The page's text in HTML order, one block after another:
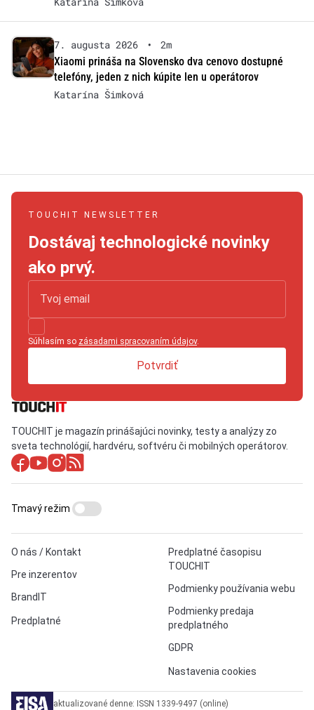
7. augusta 2026 •
2m
Xiaomi prináša na Slovensko dva cenovo dostupné
telefóny, jeden z nich kúpite len u operátorov
Katarína Šimková
TOUCHIT NEWSLETTER
Dostávaj technologické novinky
ako prvý.
Súhlasím so zásadami spracovaním údajov.
Potvrdiť
TOUCHIT je magazín prinášajúci novinky, testy a analýzy zo
sveta technológií, hardvéru, softvéru či mobilných operátorov.
O nás / Kontakt
Pre inzerentov
BrandIT
Predplatné
Predplatné časopisu
TOUCHIT
Podmienky používania webu
Podmienky predaja
predplatného
GDPR
Nastavenia cookies
Tmavý režim
aktualizované denne: ISSN 1339-9497 (online)